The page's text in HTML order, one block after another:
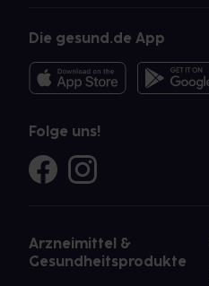
Die gesund.de App
Folge uns!
Arzneimittel &
Gesundheitsprodukte